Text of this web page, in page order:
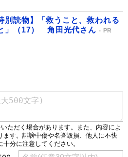
別読物】「救うこと、救われる
」（17） 角田光代さん
PR